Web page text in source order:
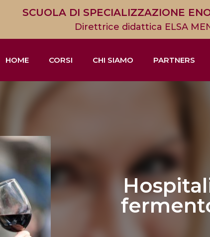
SCUOLA DI SPECIALIZZAZIONE
Direttrice didattica ELSA
HOME CORSI CHI SIAMO PARTNERS